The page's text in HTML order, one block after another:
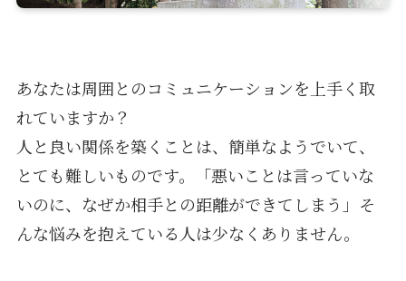
あなたは周囲とのコミュニケーションを上手く取
れていますか？
人と良い関係を築くことは、簡単なようでいて、
とても難しいものです。「悪いことは言っていな
いのに、なぜか相手との距離ができてしまう」そ
んな悩みを抱えている人は少なくありません。